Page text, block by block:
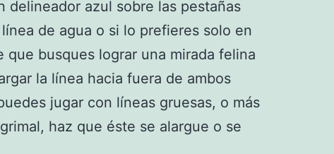
delineador azul sobre las pestañas
de agua o si lo prefieres solo en
que busques lograr una mirada felina
la línea hacia fuera de ambos
jugar con líneas gruesas, o más
haz que éste se alargue o se